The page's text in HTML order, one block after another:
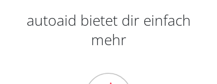
autoaid bietet dir einfach
mehr